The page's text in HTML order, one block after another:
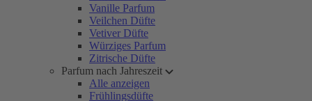
Vanille Parfum
Veilchen Düfte
Vetiver Düfte
Würziges Parfum
Zitrische Düfte
Parfum nach Jahreszeit
Alle anzeigen
Frühlingsdüfte